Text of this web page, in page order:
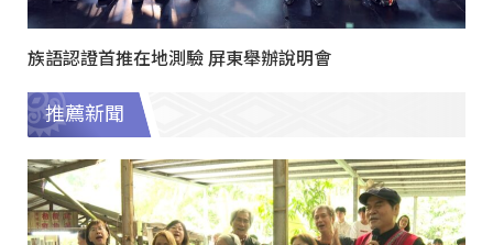
族語認證首推在地測驗 屏東舉辦說明會
推薦新聞